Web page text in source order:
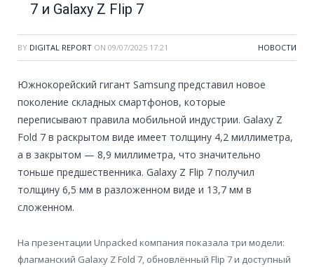
7 и Galaxy Z Flip 7
BY DIGITAL REPORT ON 09/07/2025 17:21 НОВОСТИ
Южнокорейский гигант Samsung представил новое
поколение складных смартфонов, которые
переписывают правила мобильной индустрии. Galaxy Z
Fold 7 в раскрытом виде имеет толщину 4,2 миллиметра,
а в закрытом — 8,9 миллиметра, что значительно
тоньше предшественника. Galaxy Z Flip 7 получил
толщину 6,5 мм в разложенном виде и 13,7 мм в
сложенном.
На презентации Unpacked компания показала три модели:
флагманский Galaxy Z Fold 7, обновлённый Flip 7 и доступный